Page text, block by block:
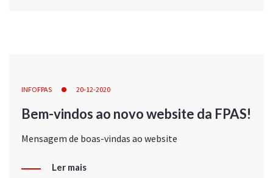
INFOFPAS 20-12-2020
Bem-vindos ao novo website da FPAS!
Mensagem de boas-vindas ao website
Ler mais